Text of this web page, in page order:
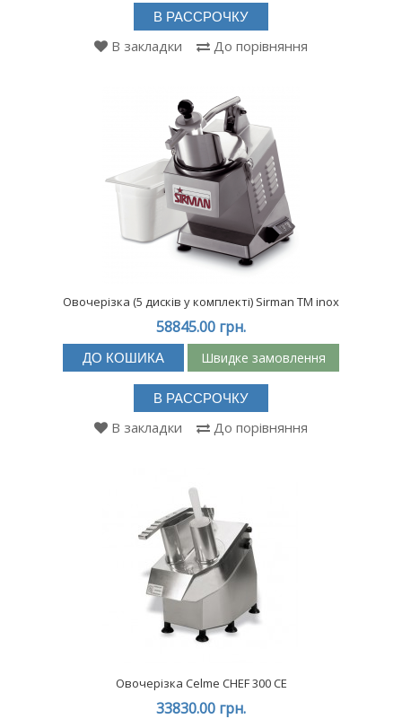
В РАССРОЧКУ
В закладки До порівняння
Овочерізка (5 дисків у комплекті) Sirman TM inox
58845.00 грн.
ДО КОШИКА Швидке замовлення
В РАССРОЧКУ
В закладки До порівняння
Овочерізка Celme CHEF 300 CE
33830.00 грн.